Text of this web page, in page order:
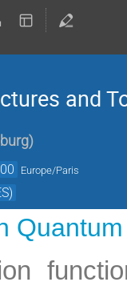
and
)
Europe/Paris